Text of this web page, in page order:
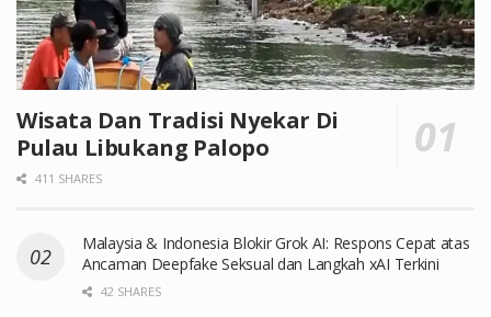
Wisata Dan Tradisi Nyekar Di
Pulau Libukang Palopo
411 SHARES
Malaysia & Indonesia Blokir Grok AI: Respons Cepat atas
Ancaman Deepfake Seksual dan Langkah xAI Terkini
42 SHARES